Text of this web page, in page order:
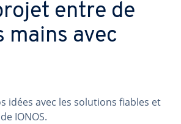
entre de
mains avec
idées avec les solutions fiables et
IONOS.